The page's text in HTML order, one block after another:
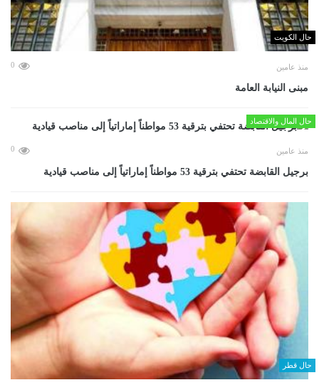
حال الكويت
منذ عامين 0
مبنى النيابة العامة
حال المال والاقتصاد
منذ عامين 0
برجيل القابضة تحتفي بترقية 53 مواطناً إماراتياً إلى مناصب قيادية
حال قطر